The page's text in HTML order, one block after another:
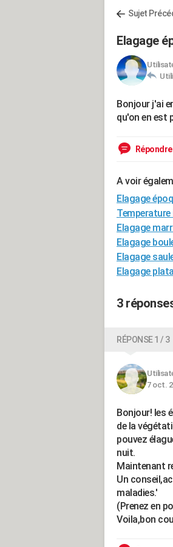
Sujet
Elagage
Bonjour j'ai
qu'on en est
A voir
Elagage
Elagage
Elagage
Elagage
Elagage
3
RÉPONSE 1 / 3
7 oct.
Bonjour! les
de la
pouvez
nuit.
Maintenant
Un
maladies.'
(Prenez en
Voila,bon